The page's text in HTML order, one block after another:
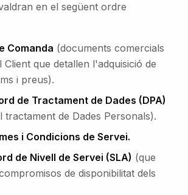
en el següent ordre
Comanda (documents comercials
Client que detallen l'adquisició de
i preus).
de Tractament de Dades (DPA)
tractament de Dades Personals).
i Condicions de Servei.
de Nivell de Servei (SLA) (que
de disponibilitat dels